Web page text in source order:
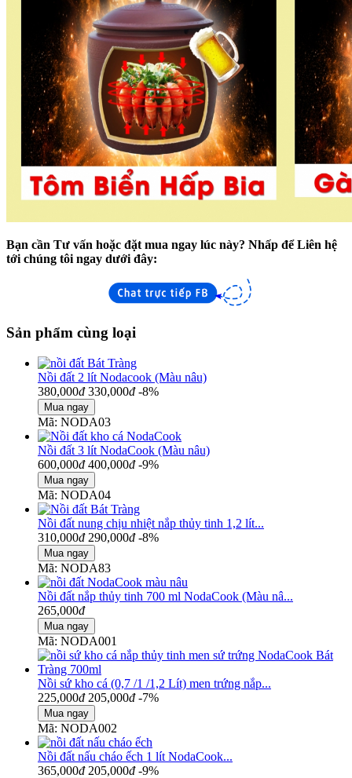
Bạn cần Tư vấn hoặc đặt mua ngay lúc này? Nhấp để Liên hệ
tới chúng tôi ngay dưới đây:
Sản phẩm cùng loại
Nồi đất 2 lít Nodacook (Màu nâu)
380,000đ 330,000đ -8%
Mã: NODA03
Nồi đất 3 lít NodaCook (Màu nâu)
600,000đ 400,000đ -9%
Mã: NODA04
Nồi đất nung chịu nhiệt nắp thủy tinh 1,2 lít...
310,000đ 290,000đ -8%
Mã: NODA83
Nồi đất nắp thủy tinh 700 ml NodaCook (Màu nâ...
265,000đ
Mã: NODA001
Nồi sứ kho cá (0,7 /1 /1,2 Lít) men trứng nắp...
225,000đ 205,000đ -7%
Mã: NODA002
Nồi đất nấu cháo ếch 1 lít NodaCook...
365,000đ 205,000đ -9%